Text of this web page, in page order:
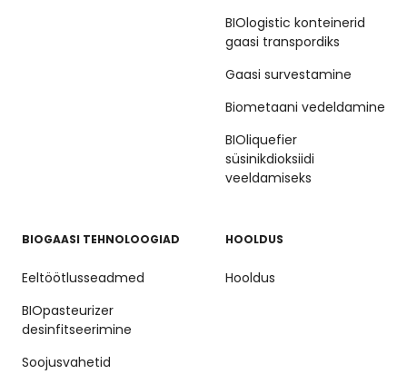
BIOlogistic konteinerid
gaasi transpordiks
Gaasi survestamine
Biometaani vedeldamine
BIOliquefier
süsinikdioksiidi
veeldamiseks
BIOGAASI TEHNOLOOGIAD
Eeltöötlusseadmed
BIOpasteurizer
desinfitseerimine
Soojusvahetid
HOOLDUS
Hooldus